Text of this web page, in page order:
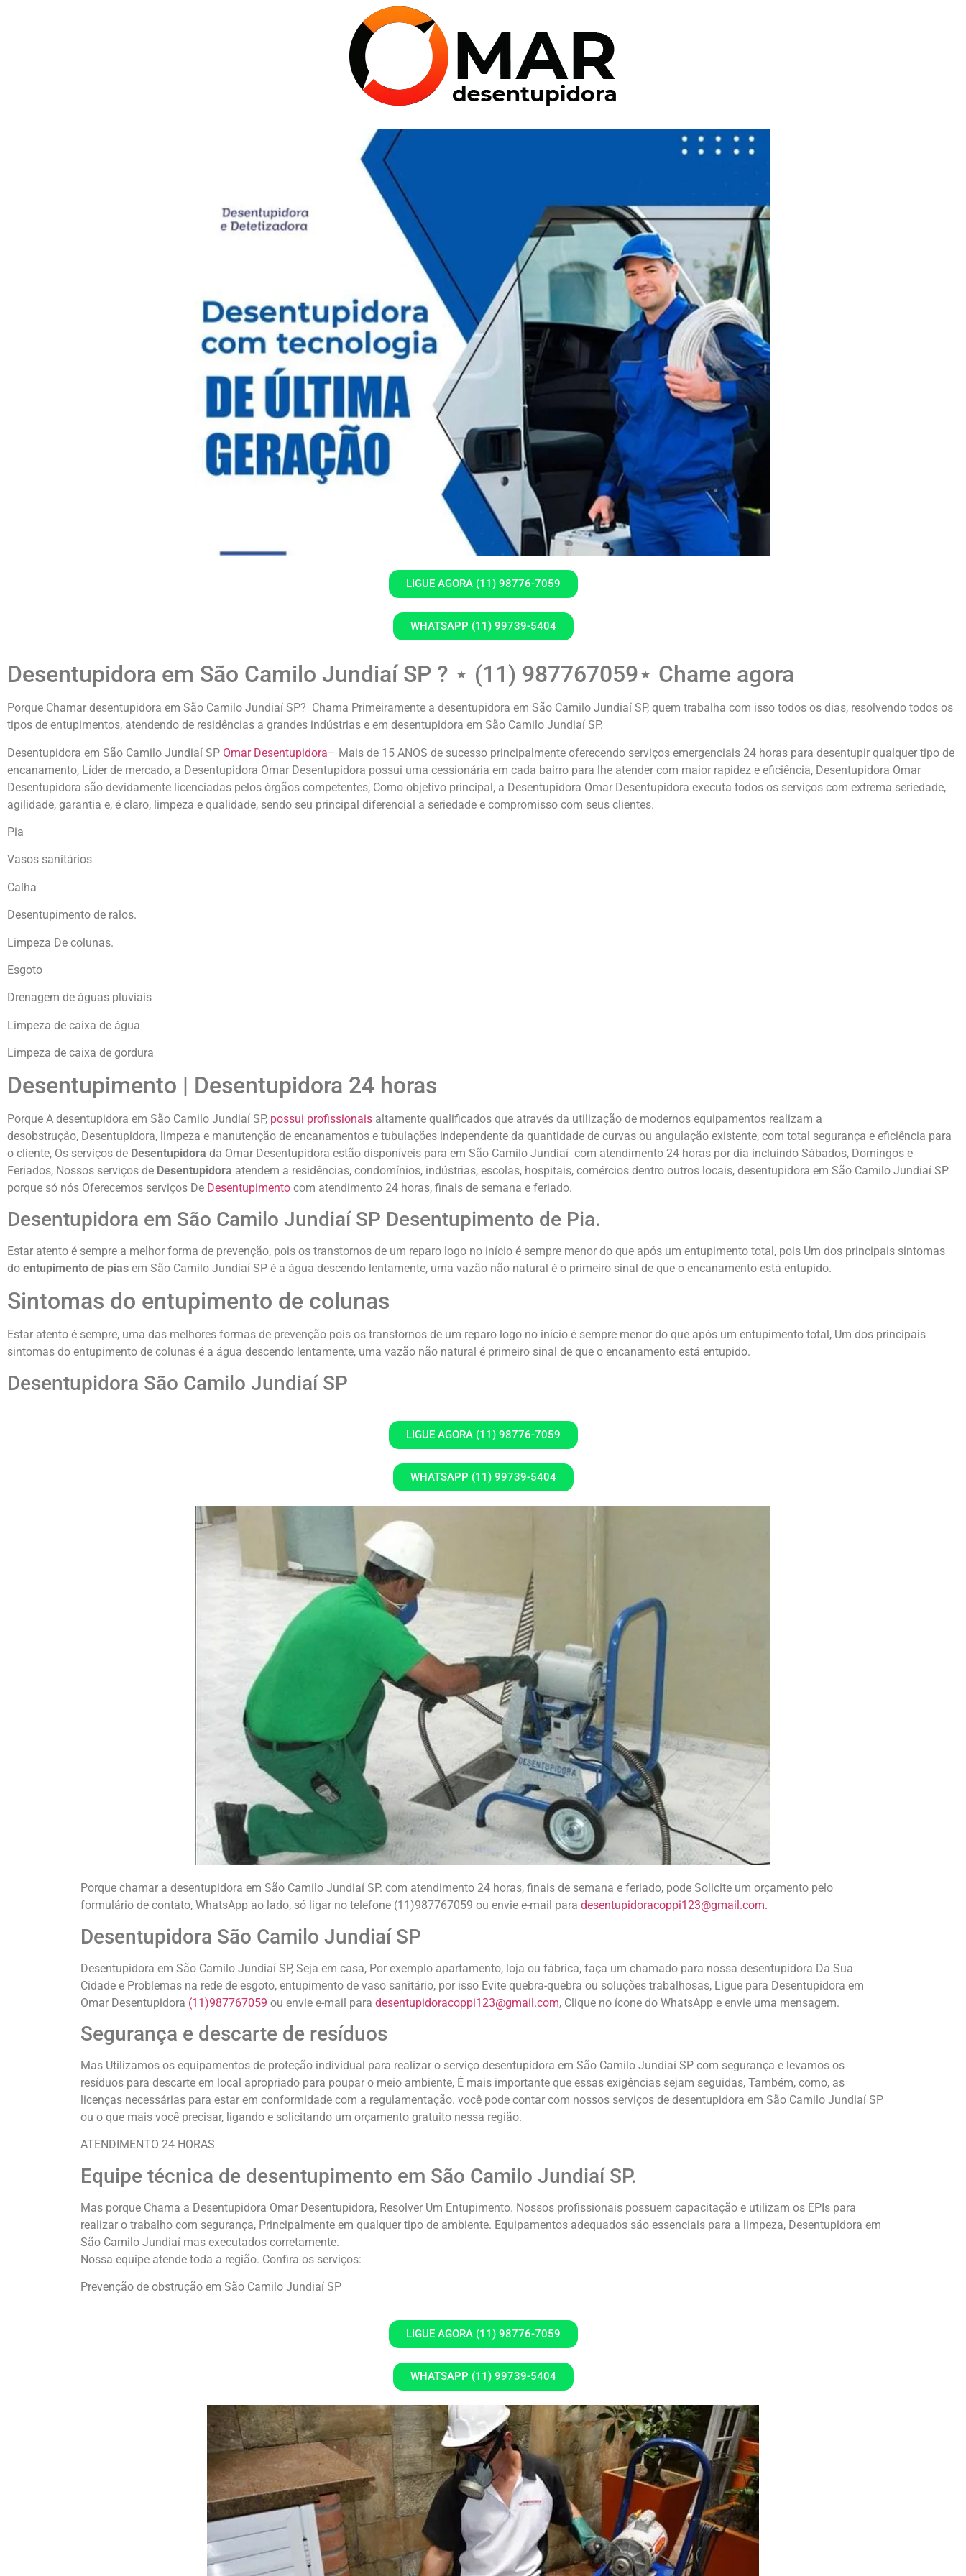
LIGUE AGORA (11) 98776-7059
WHATSAPP (11) 99739-5404
Desentupidora em São Camilo Jundiaí SP ? ⋆ (11) 987767059⋆ Chame agora
Porque Chamar desentupidora em São Camilo Jundiaí SP? Chama Primeiramente a desentupidora em São Camilo Jundiaí SP, quem trabalha com isso todos os dias, resolvendo todos os
tipos de entupimentos, atendendo de residências a grandes indústrias e em desentupidora em São Camilo Jundiaí SP.
Desentupidora em São Camilo Jundiaí SP Omar Desentupidora– Mais de 15 ANOS de sucesso principalmente oferecendo serviços emergenciais 24 horas para desentupir qualquer tipo de
encanamento, Líder de mercado, a Desentupidora Omar Desentupidora possui uma cessionária em cada bairro para lhe atender com maior rapidez e eficiência, Desentupidora Omar
Desentupidora são devidamente licenciadas pelos órgãos competentes, Como objetivo principal, a Desentupidora Omar Desentupidora executa todos os serviços com extrema seriedade,
agilidade, garantia e, é claro, limpeza e qualidade, sendo seu principal diferencial a seriedade e compromisso com seus clientes.
Pia
Vasos sanitários
Calha
Desentupimento de ralos.
Limpeza De colunas.
Esgoto
Drenagem de águas pluviais
Limpeza de caixa de água
Limpeza de caixa de gordura
Desentupimento | Desentupidora 24 horas
Porque A desentupidora em São Camilo Jundiaí SP, possui profissionais altamente qualificados que através da utilização de modernos equipamentos realizam a
desobstrução, Desentupidora, limpeza e manutenção de encanamentos e tubulações independente da quantidade de curvas ou angulação existente, com total segurança e eficiência para
o cliente, Os serviços de Desentupidora da Omar Desentupidora estão disponíveis para em São Camilo Jundiaí com atendimento 24 horas por dia incluindo Sábados, Domingos e
Feriados, Nossos serviços de Desentupidora atendem a residências, condomínios, indústrias, escolas, hospitais, comércios dentro outros locais, desentupidora em São Camilo Jundiaí SP
porque só nós Oferecemos serviços De Desentupimento com atendimento 24 horas, finais de semana e feriado.
Desentupidora em São Camilo Jundiaí SP Desentupimento de Pia.
Estar atento é sempre a melhor forma de prevenção, pois os transtornos de um reparo logo no início é sempre menor do que após um entupimento total, pois Um dos principais sintomas
do entupimento de pias em São Camilo Jundiaí SP é a água descendo lentamente, uma vazão não natural é o primeiro sinal de que o encanamento está entupido.
Sintomas do entupimento de colunas
Estar atento é sempre, uma das melhores formas de prevenção pois os transtornos de um reparo logo no início é sempre menor do que após um entupimento total, Um dos principais
sintomas do entupimento de colunas é a água descendo lentamente, uma vazão não natural é primeiro sinal de que o encanamento está entupido.
Desentupidora São Camilo Jundiaí SP
LIGUE AGORA (11) 98776-7059
WHATSAPP (11) 99739-5404
Porque chamar a desentupidora em São Camilo Jundiaí SP. com atendimento 24 horas, finais de semana e feriado, pode Solicite um orçamento pelo
formulário de contato, WhatsApp ao lado, só ligar no telefone (11)987767059 ou envie e-mail para desentupidoracoppi123@gmail.com.
Desentupidora São Camilo Jundiaí SP
Desentupidora em São Camilo Jundiaí SP, Seja em casa, Por exemplo apartamento, loja ou fábrica, faça um chamado para nossa desentupidora Da Sua
Cidade e Problemas na rede de esgoto, entupimento de vaso sanitário, por isso Evite quebra-quebra ou soluções trabalhosas, Ligue para Desentupidora em
Omar Desentupidora (11)987767059 ou envie e-mail para desentupidoracoppi123@gmail.com, Clique no ícone do WhatsApp e envie uma mensagem.
Segurança e descarte de resíduos
Mas Utilizamos os equipamentos de proteção individual para realizar o serviço desentupidora em São Camilo Jundiaí SP com segurança e levamos os
resíduos para descarte em local apropriado para poupar o meio ambiente, É mais importante que essas exigências sejam seguidas, Também, como, as
licenças necessárias para estar em conformidade com a regulamentação. você pode contar com nossos serviços de desentupidora em São Camilo Jundiaí SP
ou o que mais você precisar, ligando e solicitando um orçamento gratuito nessa região.
ATENDIMENTO 24 HORAS
Equipe técnica de desentupimento em São Camilo Jundiaí SP.
Mas porque Chama a Desentupidora Omar Desentupidora, Resolver Um Entupimento. Nossos profissionais possuem capacitação e utilizam os EPIs para
realizar o trabalho com segurança, Principalmente em qualquer tipo de ambiente. Equipamentos adequados são essenciais para a limpeza, Desentupidora em
São Camilo Jundiaí mas executados corretamente.
Nossa equipe atende toda a região. Confira os serviços:
Prevenção de obstrução em São Camilo Jundiaí SP
LIGUE AGORA (11) 98776-7059
WHATSAPP (11) 99739-5404